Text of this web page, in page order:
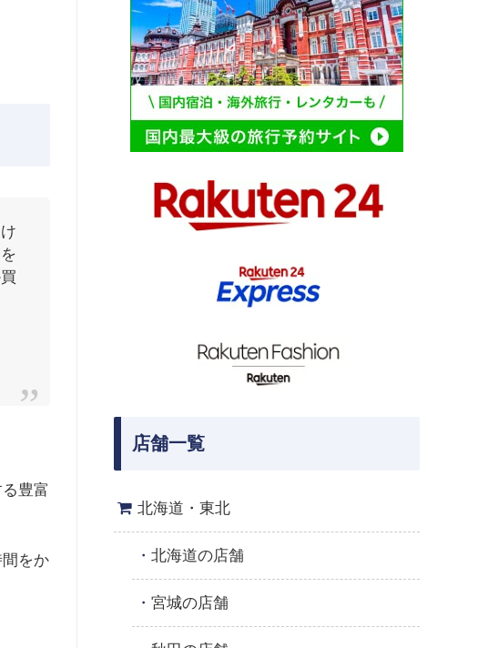
豊富
をか
店舗一覧
北海道・東北
北海道の店舗
宮城の店舗